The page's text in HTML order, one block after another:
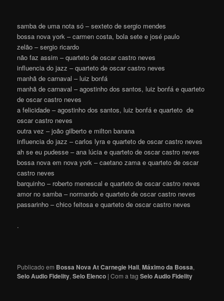
samba de uma nota só – sexteto de sergio mendes
bossa nova york – carmen costa, bola sete e josé paulo
zelão – sergio ricardo
não faz assim – quarteto de oscar castro neves
influencia do jazz – quarteto de oscar castro neves
manhã de carnaval – luiz bonfá
manhã de carnaval – agostinho dos santos, luiz bonfá e quarteto
de oscar castro neves
a felicidade – agostinho dos santos, luiz bonfá e quarteto de
oscar castro neves
outra vez – joão gilberto e milton banana
influencia do jazz – carlos lyra e quarteto de oscar castro neves
ah se eu pudesse – ana lúcia e quarteto de oscar castro neves
bossa nova em nova york – caetano zama e quarteto de oscar
castro neves
barquinho – roberto menescal e quarteto de oscar castro neves
amor no samba – normando e quarteto de oscar castro neves
passarinho – chico feitosa e quarteto de oscar castro neves
.
Publicado em Bossa Nova At Carnegie Hall,Máximo da Bossa,
Selo Audio Fidelity,Selo Elenco |Com a tagSelo Audio Fidelity